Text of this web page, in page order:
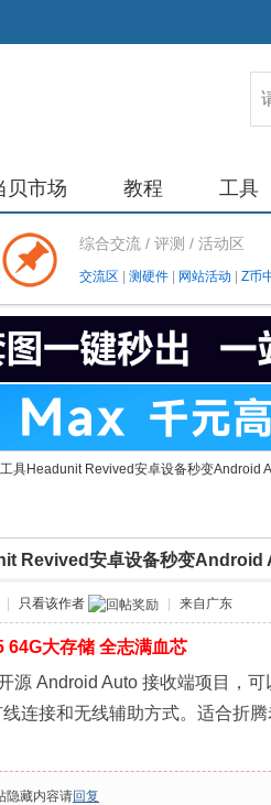
贝市场 教程 工具
综合交流 / 评测 / 活动区
交流区 测硬件 网站活动 Z币
具Headunit Revived安卓设备秒变Android
Revived安卓设备秒变Android
只看该作者 来自广东
64G大存储 全志满血芯
源 Android Auto 接收端项目，
连接和无线辅助方式。适合折腾
隐藏内容请回复